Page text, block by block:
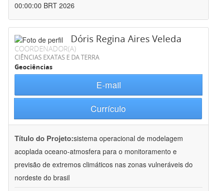
00:00:00 BRT 2026
Dóris Regina Aires Veleda
COORDENADOR(A)
CIÊNCIAS EXATAS E DA TERRA
Geociências
E-mail
Currículo
Título do Projeto:sistema operacional de modelagem
acoplada oceano-atmosfera para o monitoramento e
previsão de extremos climáticos nas zonas vulneráveis do
nordeste do brasil